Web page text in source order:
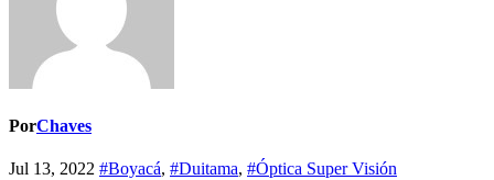
PorChaves
Jul 13, 2022 #Boyacá, #Duitama, #Óptica Super Visión